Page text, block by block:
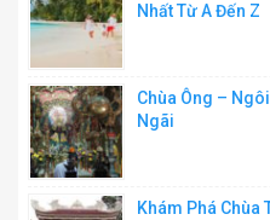
Nhất Từ A Đến Z
Chùa Ông –
Ngãi
Khám Phá Chùa